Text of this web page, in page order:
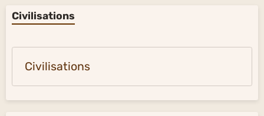
Civilisations
Civilisations